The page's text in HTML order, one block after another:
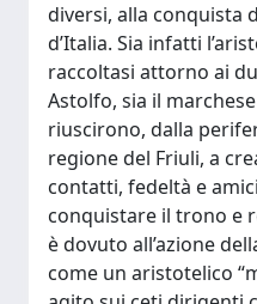
diversi, alla conquista
d’Italia. Sia infatti
raccoltasi attorno ai
Astolfo, sia il
riuscirono, dalla
regione del Friuli, a
contatti, fedeltà e
conquistare il trono e
è dovuto all’azione
come un aristotelico